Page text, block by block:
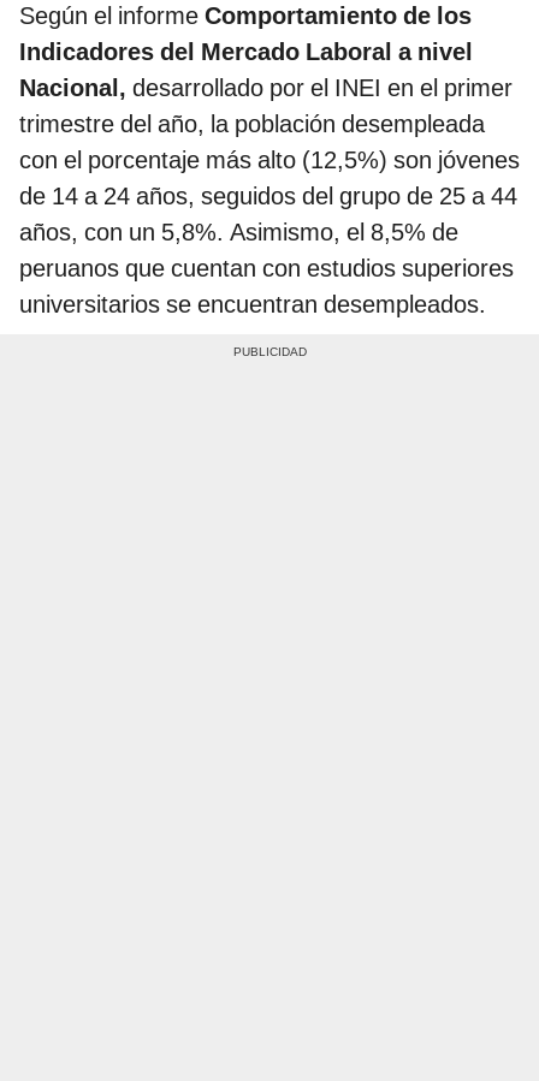
Según el informe Comportamiento de los
Indicadores del Mercado Laboral a nivel
Nacional, desarrollado por el INEI en el primer
trimestre del año, la población desempleada
con el porcentaje más alto (12,5%) son jóvenes
de 14 a 24 años, seguidos del grupo de 25 a 44
años, con un 5,8%. Asimismo, el 8,5% de
peruanos que cuentan con estudios superiores
universitarios se encuentran desempleados.